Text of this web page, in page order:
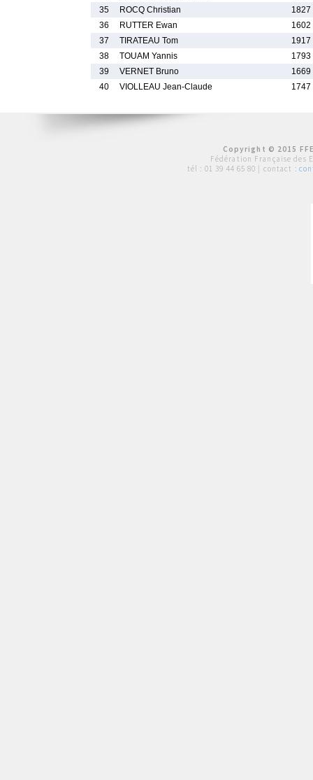
35
ROCQ Christian
1827
36
RUTTER Ewan
1602
37
TIRATEAU Tom
1917
38
TOUAM Yannis
1793
39
VERNET Bruno
1669
40
VIOLLEAU Jean-Claude 1747
Copyright © 2015
Fédération Française des
tél : 01 39 44 65 80 | contact :